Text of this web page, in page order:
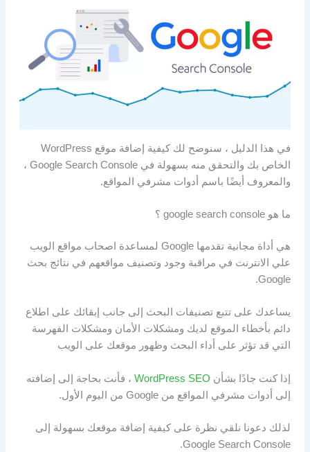
في هذا الدليل ، سنوضح لك كيفية إضافة موقع WordPress
الخاص بك والتحقق منه بسهولة في Google Search Console ،
والمعروف أيضًا باسم أدوات مشرفي المواقع.
ما هو google search console ؟
هي أداة مجانية تقدمها Google لمساعدة اصحاب مواقع الويب
علي الانترنت في مراقبة وجود وتصنيف مواقعهم في نتائج بحث
Google.
يساعدك على تتبع تصنيفات البحث إلى جانب إبقائك على اطلاع
دائم بأخطاء الموقع لديك ومشكلات الأمان ومشكلات الفهرسة
التي قد تؤثر على أداء البحث وظهور موقعك على الويب
إذا كنت جادًا بشأن WordPress SEO، فأنت بحاجة إلى إضافته
إلى أدوات مشرفي المواقع من Google من اليوم الأول.
لذلك دعونا نلقي نظرة على كيفية إضافة موقعك بسهولة إلى
Google Search Console.